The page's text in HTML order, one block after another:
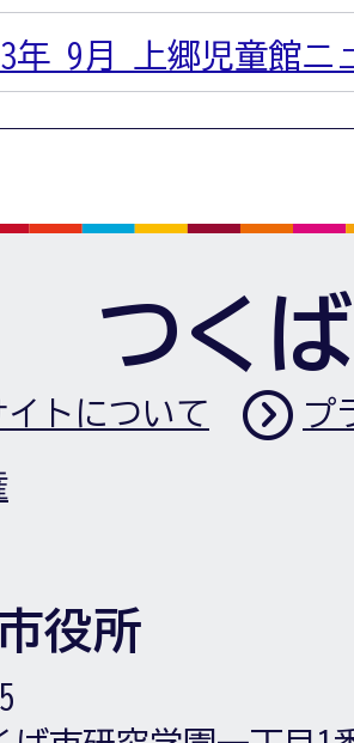
年 9月 上郷児童館ニ
つく
イトについて プ
役所